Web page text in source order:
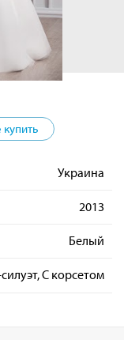
купить
Украина
2013
Белый
С корсетом